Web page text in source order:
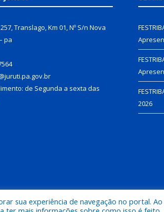
Translago, Km 01, Nº S/n Nova
pa
de Segunda a sexta das
2026
reservados a Prefeitura Municipal de Juruti.
sua experiência de navegação no portal.